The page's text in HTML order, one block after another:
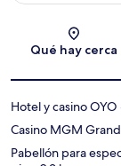
Qué hay cerca
Hotel y casino OYO
Casino MGM Grand
Pabellón para